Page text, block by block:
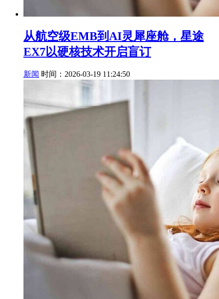
从航空级EMB到AI灵犀座舱，星途
EX7以硬核技术开启盲订
新闻 时间：2026-03-19 11:24:50